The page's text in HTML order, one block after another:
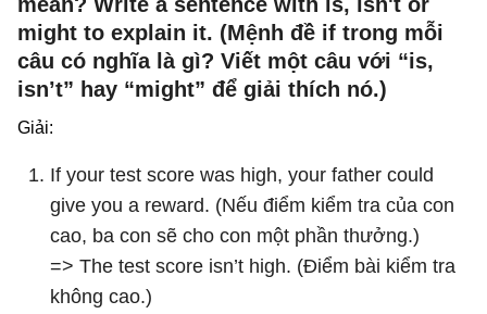
might to explain it. (Mệnh đề if trong mỗi
câu có nghĩa là gì? Viết một câu với “is,
isn’t” hay “might” để giải thích nó.)
Giải:
If your test score was high, your father could
give you a reward. (Nếu điểm kiểm tra của con
cao, ba con sẽ cho con một phần thưởng.)
=> The test score isn’t high. (Điểm bài kiểm tra
không cao.)